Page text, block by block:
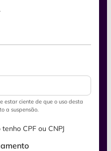
estar ciente de que o uso desta
a suspensão.
CPF ou CNPJ